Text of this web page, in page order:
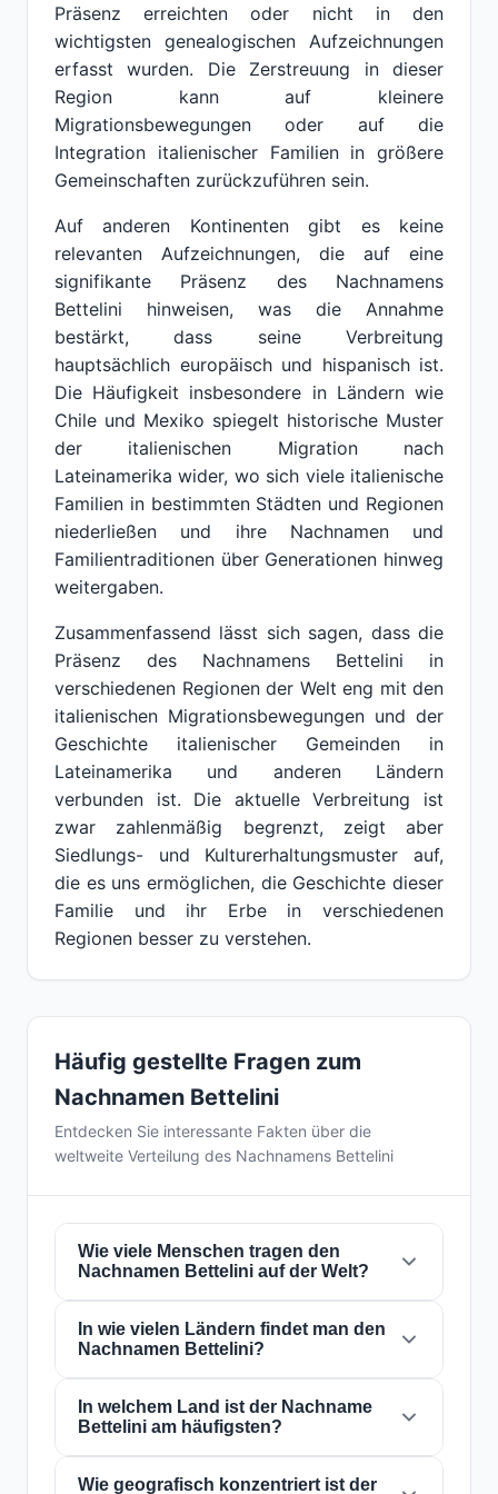
Präsenz erreichten oder nicht in den
wichtigsten genealogischen Aufzeichnungen
erfasst wurden. Die Zerstreuung in dieser
Region kann auf kleinere
Migrationsbewegungen oder auf die
Integration italienischer Familien in größere
Gemeinschaften zurückzuführen sein.
Auf anderen Kontinenten gibt es keine
relevanten Aufzeichnungen, die auf eine
signifikante Präsenz des Nachnamens
Bettelini hinweisen, was die Annahme
bestärkt, dass seine Verbreitung
hauptsächlich europäisch und hispanisch ist.
Die Häufigkeit insbesondere in Ländern wie
Chile und Mexiko spiegelt historische Muster
der italienischen Migration nach
Lateinamerika wider, wo sich viele italienische
Familien in bestimmten Städten und Regionen
niederließen und ihre Nachnamen und
Familientraditionen über Generationen hinweg
weitergaben.
Zusammenfassend lässt sich sagen, dass die
Präsenz des Nachnamens Bettelini in
verschiedenen Regionen der Welt eng mit den
italienischen Migrationsbewegungen und der
Geschichte italienischer Gemeinden in
Lateinamerika und anderen Ländern
verbunden ist. Die aktuelle Verbreitung ist
zwar zahlenmäßig begrenzt, zeigt aber
Siedlungs- und Kulturerhaltungsmuster auf,
die es uns ermöglichen, die Geschichte dieser
Familie und ihr Erbe in verschiedenen
Regionen besser zu verstehen.
Häufig gestellte Fragen zum
Nachnamen Bettelini
Entdecken Sie interessante Fakten über die
weltweite Verteilung des Nachnamens Bettelini
Wie viele Menschen tragen den
Nachnamen Bettelini auf der Welt?
Derzeit gibt es weltweit etwa121 Personen
mit dem NachnamenBettelini
dass etwa 1 von66,115,702 Personenauf der
Welt diesen Nachnamen trägt. Er ist in3
Ländernpräsent, was seine globale
Verbreitung widerspiegelt.
In wie vielen Ländern findet man den
Nachnamen Bettelini?
Der NachnameBetteliniist in3 Ländern
der ganzen Welt präsent. Dies klassifiziert ihn
als einen Nachnamen mitlokalReichweite.
Seine Präsenz in mehreren Ländern weist auf
In welchem Land ist der Nachname
Bettelini am häufigsten?
Der NachnameBetteliniist am häufigsten in
Wie geografisch konzentriert ist der